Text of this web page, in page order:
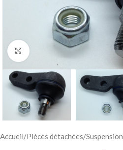
Cliquez pour agrandir
Accueil/Pièces détachées/Suspension